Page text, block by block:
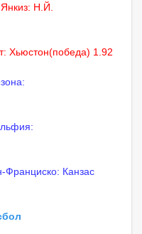
Н.Й.
Хьюстон(победа) 1.92
Франциско: Канзас